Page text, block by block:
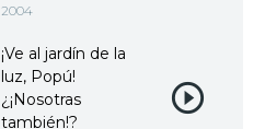
2004
¡Ve al jardín de la
luz, Popú!
¿¡Nosotras
también!?